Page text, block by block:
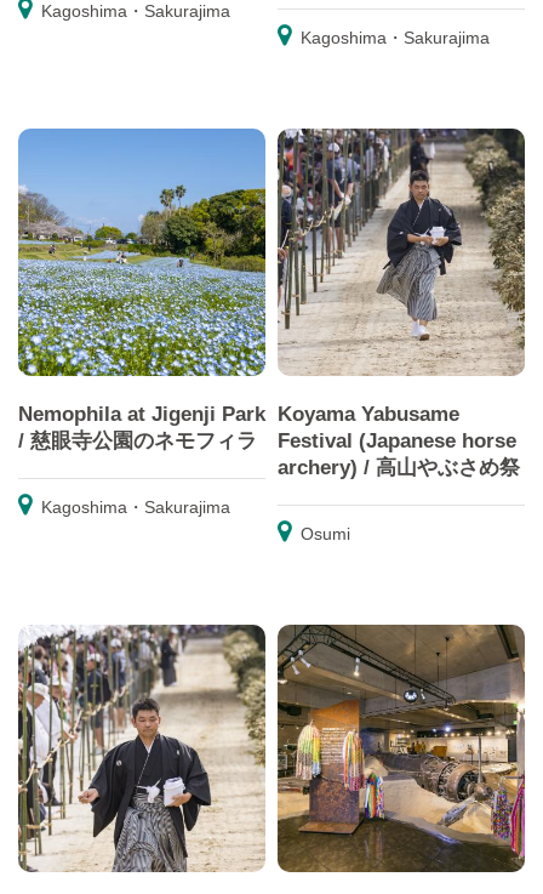
Kagoshima・Sakurajima
Kagoshima・Sakurajima
Nemophila at Jigenji Park
/ 慈眼寺公園のネモフィラ
Kagoshima・Sakurajima
Koyama Yabusame
Festival (Japanese horse
archery) / 高山やぶさめ祭
Osumi